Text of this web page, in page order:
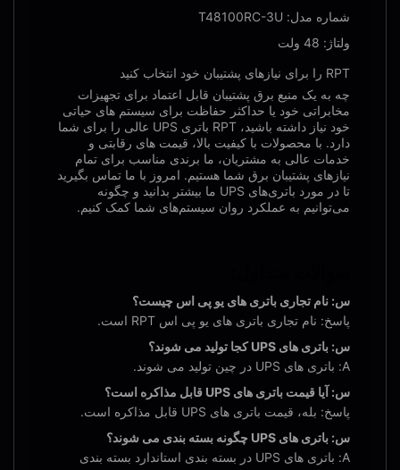
شماره مدل: T48100RC-3U
ولتاژ: 48 ولت
چه به یک منبع برق پشتیبان قابل اعتماد برای تجهیزات
مخابراتی خود یا حداکثر حفاظت برای سیستم های حیاتی
خود نیاز داشته باشید، RPT باتری UPS عالی را برای شما
دارد. با محصولات با کیفیت بالا، قیمت های رقابتی و
خدمات عالی به مشتریان، ما برندی مناسب برای تمام
نیازهای پشتیبان برق شما هستیم. امروز با ما تماس بگیرید
تا در مورد باتری‌های UPS ما بیشتر بدانید و چگونه
می‌توانیم به عملکرد روان سیستم‌های شما کمک کنیم.
س: نام تجاری باتری های یو پی اس چیست؟
پاسخ: نام تجاری باتری های یو پی اس RPT است.
س: باتری های UPS کجا تولید می شوند؟
س: آیا قیمت باتری های UPS قابل مذاکره است؟
پاسخ: بله، قیمت باتری های UPS قابل مذاکره است.
س: باتری های UPS چگونه بسته بندی می شوند؟
A: باتری های UPS در بسته بندی استاندارد بسته بندی